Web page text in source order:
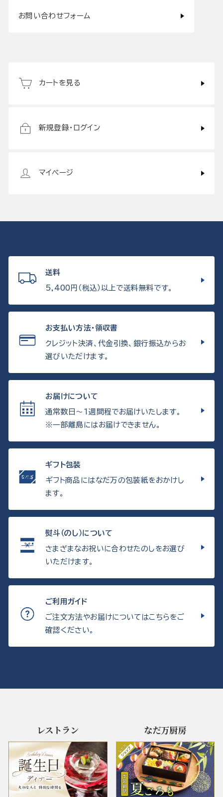
お問い合わせフォーム
カートを見る
新規登録・ログイン
マイページ
送料
5,400円（税込）以上で送料無料です。
お支払い方法・領収書
クレジット決済、代金引換、銀行振込からお
選びいただけます。
お届けについて
通常数日〜1週間程でお届けいたします。
※一部離島にはお届けできません。
ギフト包装
ギフト商品にはなだ万の包装紙をおかけし
ます。
熨斗（のし）について
さまざまなお祝いに合わせたのしをお選び
いただけます。
ご利用ガイド
ご注文方法やお届けについてはこちらをご
確認ください。
レストラン なだ万厨房